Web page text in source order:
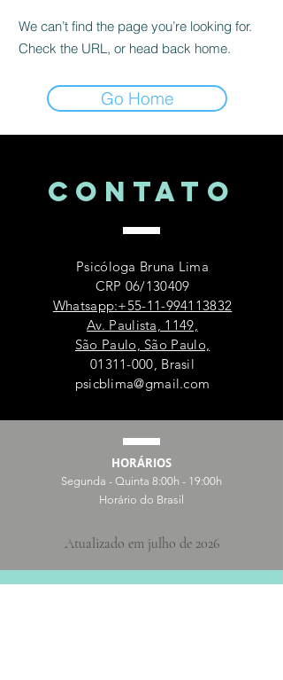
We can’t find the page you’re looking for.
Check the URL, or head back home.
Go Home
CONTATo
Psicóloga Bruna Lima
CRP 06/130409
Whatsapp:+55-11-994113832
Av. Paulista, 1149,
São Paulo, São Paulo,
01311-000, Brasil
psicblima@gmail.com
HORÁRIOS
Segunda - Quinta 8:00h - 19:00h
Horário do Brasil
Atualizado em julho de 2026